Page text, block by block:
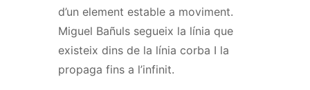
d’un element estable a moviment.
Miguel Bañuls segueix la línia que
existeix dins de la línia corba I la
propaga fins a l’infinit.